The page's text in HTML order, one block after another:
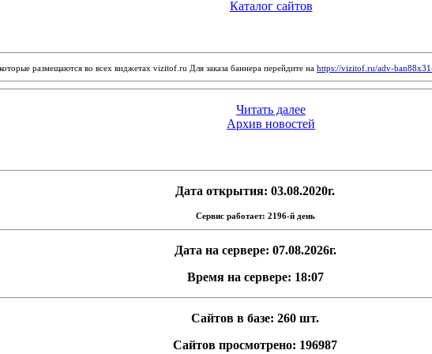
Каталог сайтов
размещаются во всех виджетах vizitof.ru Для заказа баннера перейдите на https://vizitof.ru/adv-
Читать далее
Архив новостей
Дата открытия: 03.08.2020г.
Сервис работает: 2196-й день
Дата на сервере: 07.08.2026г.
Время на сервере: 18:07
Сайтов в базе: 260 шт.
Сайтов просмотрено: 196987